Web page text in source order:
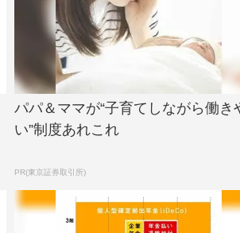
パパ＆ママが“子育てしながら働き
い”制度あれこれ
PR(東京証券取引所)